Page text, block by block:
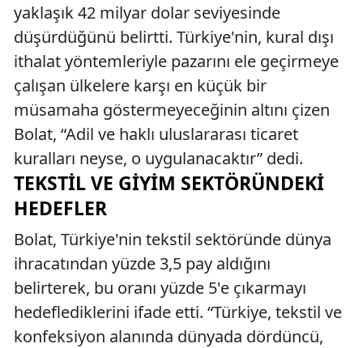
yaklaşık 42 milyar dolar seviyesinde
düşürdüğünü belirtti. Türkiye'nin, kural dışı
ithalat yöntemleriyle pazarını ele geçirmeye
çalışan ülkelere karşı en küçük bir
müsamaha göstermeyeceğinin altını çizen
Bolat, “Adil ve haklı uluslararası ticaret
kuralları neyse, o uygulanacaktır” dedi.
TEKSTIL VE GIYIM SEKTÖRÜNDEKI
HEDEFLER
Bolat, Türkiye'nin tekstil sektöründe dünya
ihracatından yüzde 3,5 pay aldığını
belirterek, bu oranı yüzde 5'e çıkarmayı
hedeflediklerini ifade etti. “Türkiye, tekstil ve
konfeksiyon alanında dünyada dördüncü,